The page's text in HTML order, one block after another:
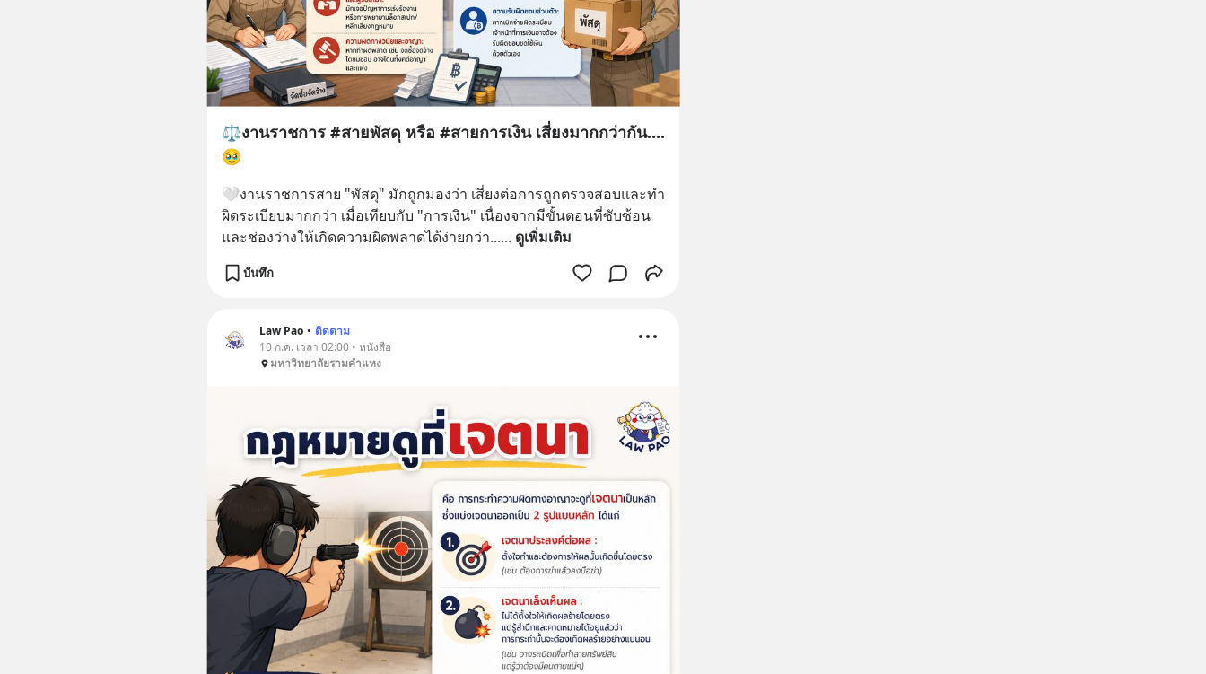
⚖️งานราชการ #สายพัสดุ หรือ #สายการเงิน เสี่ยงมากกว่ากัน....
🥹
🤍งานราชการสาย "พัสดุ" มักถูกมองว่า เสี่ยงต่อการถูกตรวจสอบและทำ
ผิดระเบียบมากกว่า เมื่อเทียบกับ "การเงิน" เนื่องจากมีขั้นตอนที่ซับซ้อน
และช่องว่างให้เกิดความผิดพลาดได้ง่ายกว่า...... ดูเพิ่มเติม
บันทึก
Law Pao • ติดตาม
10 ก.ค. เวลา 02:00 • หนังสือ
มหาวิทยาลัยรามคำแหง